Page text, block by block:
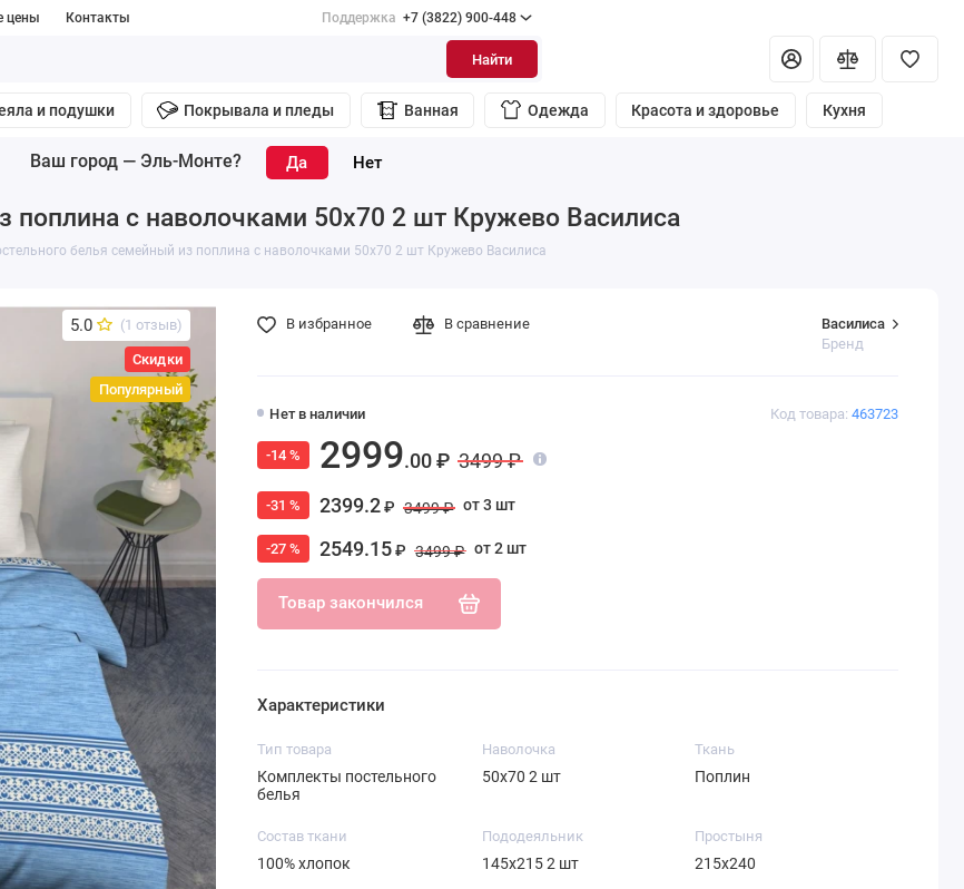
цены Контакты Поддержка +7 (3822) 900-448
Найти
и подушки Покрывала и пледы Ванная Одежда Красота и здоровье Кухня
Ваш город — Эль-Монте?
поплина с наволочками 50х70 2 шт Кружево Василиса
белья семейный из поплина с наволочками 50х70 2 шт Кружево Василиса
5.0 (1 отзыв)
Скидки
Популярный
Код товара: 463723
Василиса
Бренд
Нет в наличии
-14 % 2999.00 ₽ 3499 ₽
-31 % 2399.2₽ 3499 ₽ от 3 шт
-27 % 2549.15₽ 3499 ₽ от 2 шт
Товар закончился
В избранное В сравнение
Характеристики
Тип товара
Комплекты постельного
белья
Наволочка
50х70 2 шт
Ткань
Поплин
Состав ткани
100% хлопок
Пододеяльник
145х215 2 шт
Простыня
215х240